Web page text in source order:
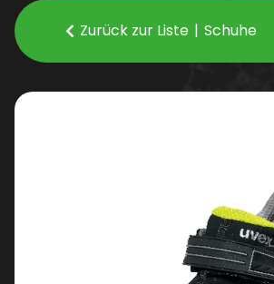
Zurück zur Liste Schuhe